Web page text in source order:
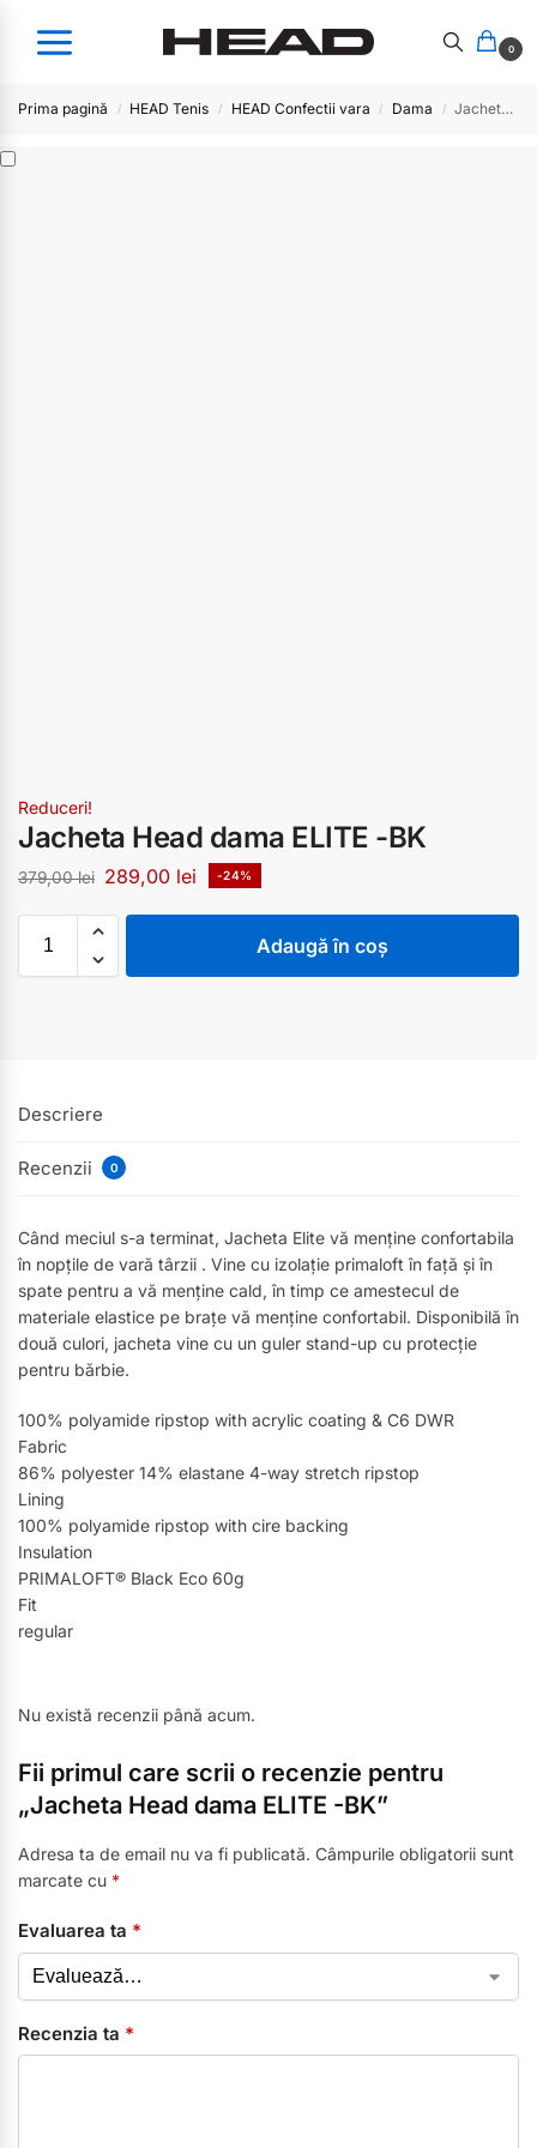
0
Prima pagină / HEAD Tenis / HEAD Confectii vara / Dama / Jacheta Head dama ELITE -BK
Reduceri!
Jacheta Head dama ELITE -BK
379,00lei 289,00 lei -24%
Adaugă în coș
Descriere
Recenzii 0
Când meciul s-a terminat, Jacheta Elite vă menține confortabila
în nopțile de vară târzii . Vine cu izolație primaloft în față și în
spate pentru a vă menține cald, în timp ce amestecul de
materiale elastice pe brațe vă menține confortabil. Disponibilă în
două culori, jacheta vine cu un guler stand-up cu protecție
pentru bărbie.
100% polyamide ripstop with acrylic coating & C6 DWR
Fabric
86% polyester 14% elastane 4-way stretch ripstop
Lining
100% polyamide ripstop with cire backing
Insulation
PRIMALOFT® Black Eco 60g
Fit
regular
Nu există recenzii până acum.
Fii primul care scrii o recenzie pentru
„Jacheta Head dama ELITE -BK”
Adresa ta de email nu va fi publicată. Câmpurile obligatorii sunt
marcate cu *
Evaluarea ta *
Recenzia ta *